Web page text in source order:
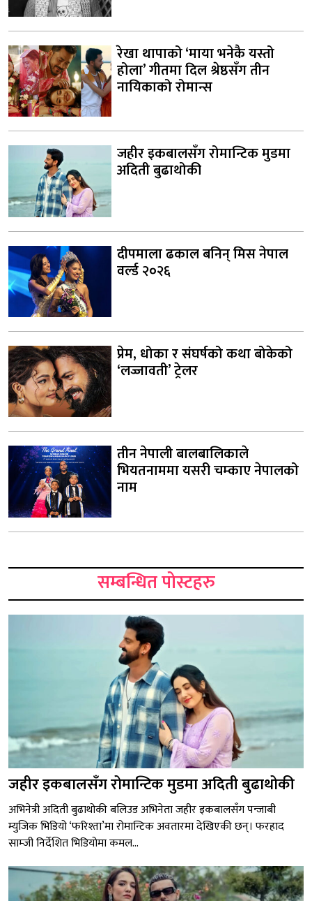
रेखा थापाको ‘माया भनेकै यस्तो
होला’ गीतमा दिल श्रेष्ठसँग तीन
नायिकाको रोमान्स
जहीर इकबालसँग रोमान्टिक मुडमा
अदिती बुढाथोकी
दीपमाला ढकाल बनिन् मिस नेपाल
वर्ल्ड २०२६
प्रेम, धोका र संघर्षको कथा बोकेको
‘लज्जावती’ ट्रेलर
तीन नेपाली बालबालिकाले
भियतनाममा यसरी चम्काए नेपालको
नाम
सम्बन्धित पोस्टहरु
जहीर इकबालसँग रोमान्टिक मुडमा अदिती बुढाथोकी
अभिनेत्री अदिती बुढाथोकी बलिउड अभिनेता जहीर इकबालसँग पन्जाबी
म्युजिक भिडियो ‘फरिश्ता’मा रोमान्टिक अवतारमा देखिएकी छन्। फरहाद
साम्जी निर्देशित भिडियोमा कमल...